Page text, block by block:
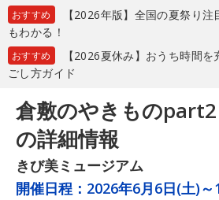
おすすめ
【2026年版】全国の夏祭り
もわかる！
おすすめ
【2026夏休み】おうち時間
ごし方ガイド
倉敷のやきものpart2
の詳細情報
きび美ミュージアム
開催日程： 2026年6月6日(土)